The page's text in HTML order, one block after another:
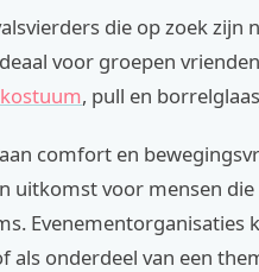
die op zoek zijn
voor groepen
, pull en
comfort en
uitkomst voor mensen
Evenementorganisaties
als onderdeel van een